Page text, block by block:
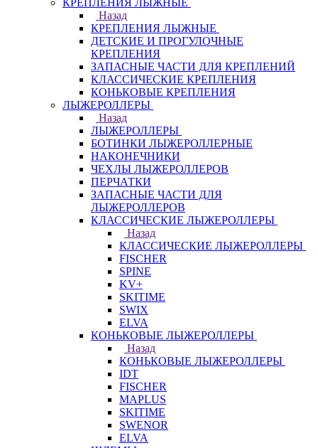
КРЕПЛЕНИЯ ЛЫЖНЫЕ
Назад
КРЕПЛЕНИЯ ЛЫЖНЫЕ
ДЕТСКИЕ И ПРОГУЛОЧНЫЕ
КРЕПЛЕНИЯ
ЗАПАСНЫЕ ЧАСТИ ДЛЯ КРЕПЛЕНИЙ
КЛАССИЧЕСКИЕ КРЕПЛЕНИЯ
КОНЬКОВЫЕ КРЕПЛЕНИЯ
ЛЫЖЕРОЛЛЕРЫ
Назад
ЛЫЖЕРОЛЛЕРЫ
БОТИНКИ ЛЫЖЕРОЛЛЕРНЫЕ
НАКОНЕЧНИКИ
ЧЕХЛЫ ЛЫЖЕРОЛЛЕРОВ
ПЕРЧАТКИ
ЗАПАСНЫЕ ЧАСТИ ДЛЯ
ЛЫЖЕРОЛЛЕРОВ
КЛАССИЧЕСКИЕ ЛЫЖЕРОЛЛЕРЫ
Назад
КЛАССИЧЕСКИЕ ЛЫЖЕРОЛЛЕРЫ
FISCHER
SPINE
KV+
SKITIME
SWIX
ELVA
КОНЬКОВЫЕ ЛЫЖЕРОЛЛЕРЫ
Назад
КОНЬКОВЫЕ ЛЫЖЕРОЛЛЕРЫ
IDT
FISCHER
MAPLUS
SKITIME
SWENOR
ELVA